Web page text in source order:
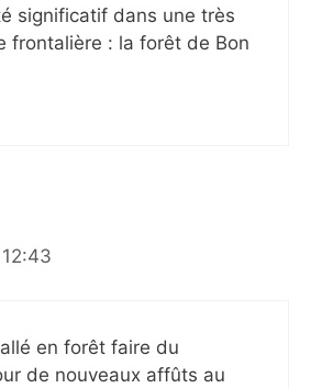
significatif dans une très
frontalière : la forêt de Bon
en forêt faire du
de nouveaux affûts au